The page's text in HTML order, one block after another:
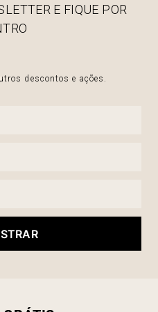
E FIQUE POR
descontos e ações.